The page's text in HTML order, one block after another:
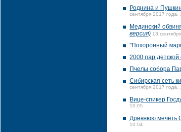
Роднина и
сентября 2017 года,
Мединский
версия) 13
"Похоронный
2000 пар
Пчелы собора
Сибирская сеть
сентября 2017 года,
Вице-спикер
10:05
Древнюю мечеть
10:04